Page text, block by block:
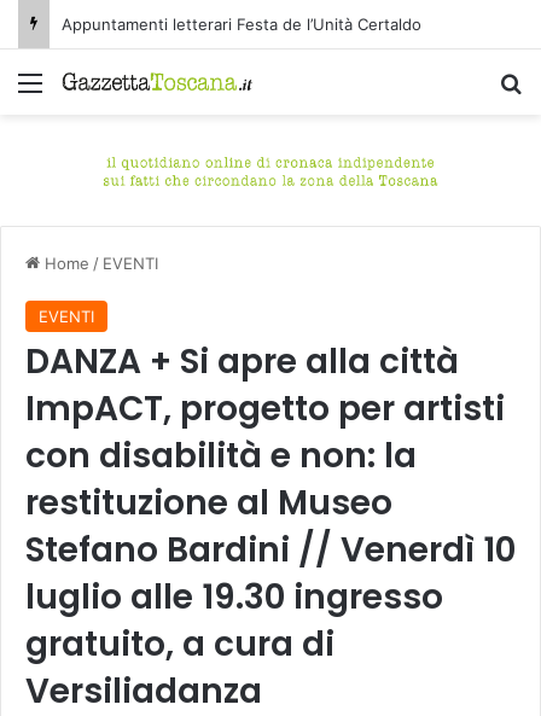
Appuntamenti letterari Festa de l’Unità Certaldo
Menu
Home / EVENTI
EVENTI
DANZA + Si apre alla città
ImpACT, progetto per artisti
con disabilità e non: la
restituzione al Museo
Stefano Bardini // Venerdì 10
luglio alle 19.30 ingresso
gratuito, a cura di
Versiliadanza